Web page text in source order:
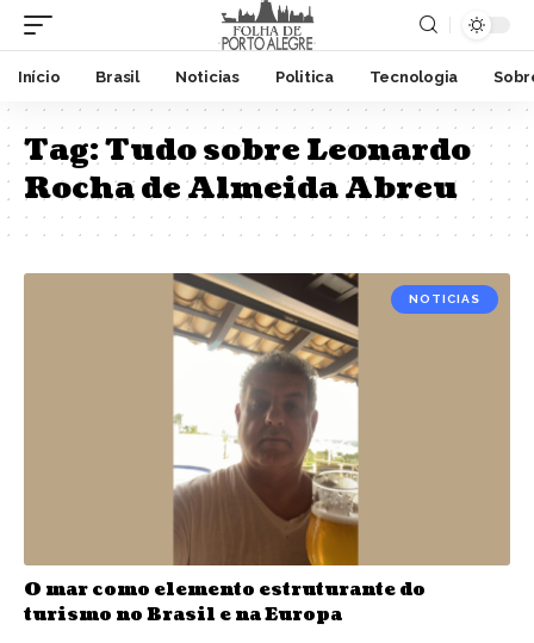
Início Brasil Noticias Politica Tecnologia
Tag:Tudo sobre Leonardo
Rocha de Almeida Abreu
NOTICIAS
O mar como elemento estruturante do
turismo no Brasil e na Europa